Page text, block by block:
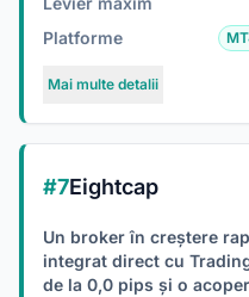
Platforme
Mai multe detalii
#7Eightcap
Un broker în creștere
integrat direct cu
de la 0,0 pips și o